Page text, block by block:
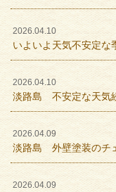
2026.04.10
いよいよ天気不安定な
2026.04.10
淡路島 不安定な天気
2026.04.09
淡路島 外壁塗装のチ
2026.04.09